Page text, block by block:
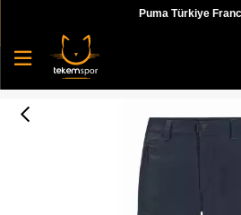
Puma Türkiye